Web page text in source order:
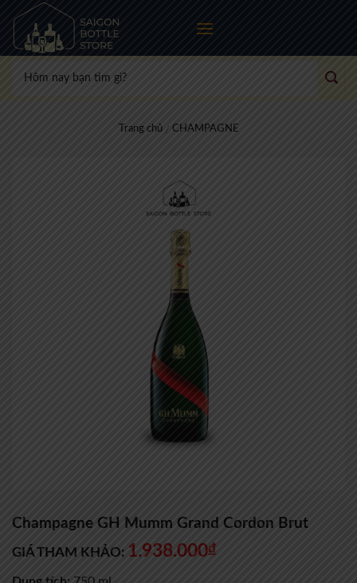
content
kiếm:
Trang chủ / CHAMPAGNE
Champagne GH Mumm Grand Cordon Brut
GIÁ THAM KHẢO: 1.938.000₫